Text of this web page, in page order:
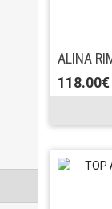
118.00€